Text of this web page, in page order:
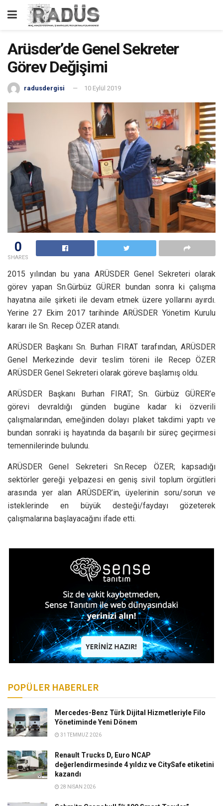
Arüsder’de Genel Sekreter
Görev Değişimi
radusdergisi 10 Eylül 2019
0
SHARES
2015 yılından bu yana ARÜSDER Genel Sekreteri olarak
görev yapan Sn.Gürbüz GÜRER bundan sonra ki çalışma
hayatına aile şirketi ile devam etmek üzere yollarını ayırdı.
Yerine 27 Ekim 2017 tarihinde ARÜSDER Yönetim Kurulu
kararı ile Sn. Recep ÖZER atandı.
ARÜSDER Başkanı Sn. Burhan FIRAT tarafından, ARÜSDER
Genel Merkezinde devir teslim töreni ile Recep ÖZER
ARÜSDER Genel Sekreteri olarak göreve başlamış oldu.
ARÜSDER Başkanı Burhan FIRAT; Sn. Gürbüz GÜRER’e
görevi devraldığı günden bugüne kadar ki özverili
çalışmalarından, emeğinden dolayı plaket takdimi yaptı ve
bundan sonraki iş hayatında da başarılı bir süreç geçirmesi
temennilerinde bulundu.
ARÜSDER Genel Sekreteri Sn.Recep ÖZER; kapsadığı
sektörler gereği yelpazesi en geniş sivil toplum örgütleri
arasında yer alan ARÜSDER’in, üyelerinin soru/sorun ve
isteklerinde en büyük desteği/faydayı gözeterek
çalışmalarına başlayacağını ifade etti.
POPÜLER HABERLER
Mercedes-Benz Türk Dijital Hizmetleriyle Filo
Yönetiminde Yeni Dönem
31 TEMMUZ 2026
Renault Trucks D, Euro NCAP
değerlendirmesinde 4 yıldız ve CitySafe etiketini
kazandı
28 NISAN 2026